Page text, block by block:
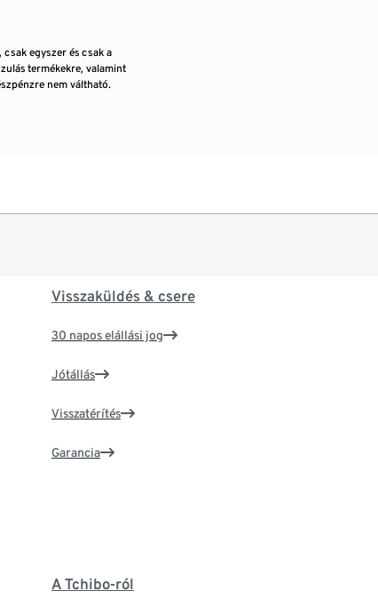
egyszer és csak a
termékekre, valamint
nem váltható.
Visszaküldés & csere
30 napos elállási jog
Jótállás
Visszatérítés
Garancia
A Tchibo-ról